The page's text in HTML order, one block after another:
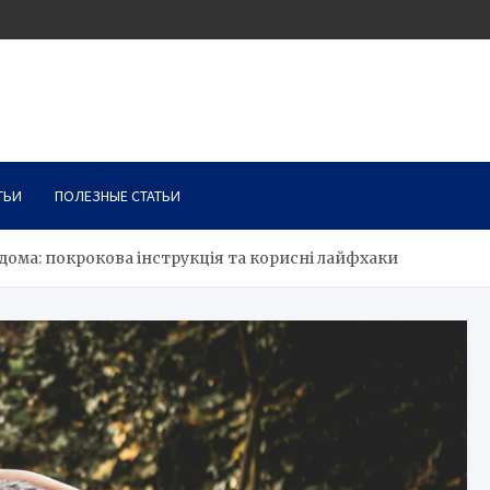
ПОЛЕЗНЫЕ СТАТЬИ
покрокова інструкція та корисні лайфхаки